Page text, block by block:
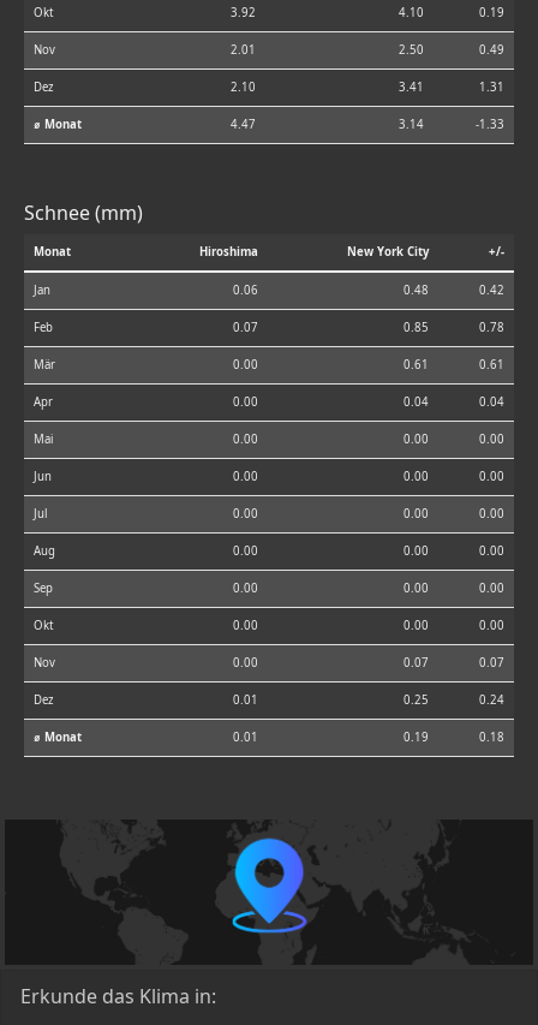
Okt 3.92 4.10 0.19
Nov 2.01 2.50 0.49
Dez 2.10 3.41 1.31
⌀ Monat 4.47 3.14 -1.33
Schnee (mm)
Monat Hiroshima New York City +/-
Jan 0.06 0.48 0.42
Feb 0.07 0.85 0.78
Mär 0.00 0.61 0.61
Apr 0.00 0.04 0.04
Mai 0.00 0.00 0.00
Jun 0.00 0.00 0.00
Jul 0.00 0.00 0.00
Aug 0.00 0.00 0.00
Sep 0.00 0.00 0.00
Okt 0.00 0.00 0.00
Nov 0.00 0.07 0.07
Dez 0.01 0.25 0.24
⌀ Monat 0.01 0.19 0.18
Erkunde das Klima in: